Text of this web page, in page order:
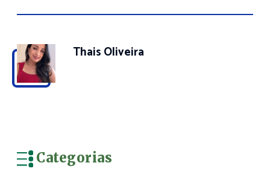
Thais Oliveira
Categorias